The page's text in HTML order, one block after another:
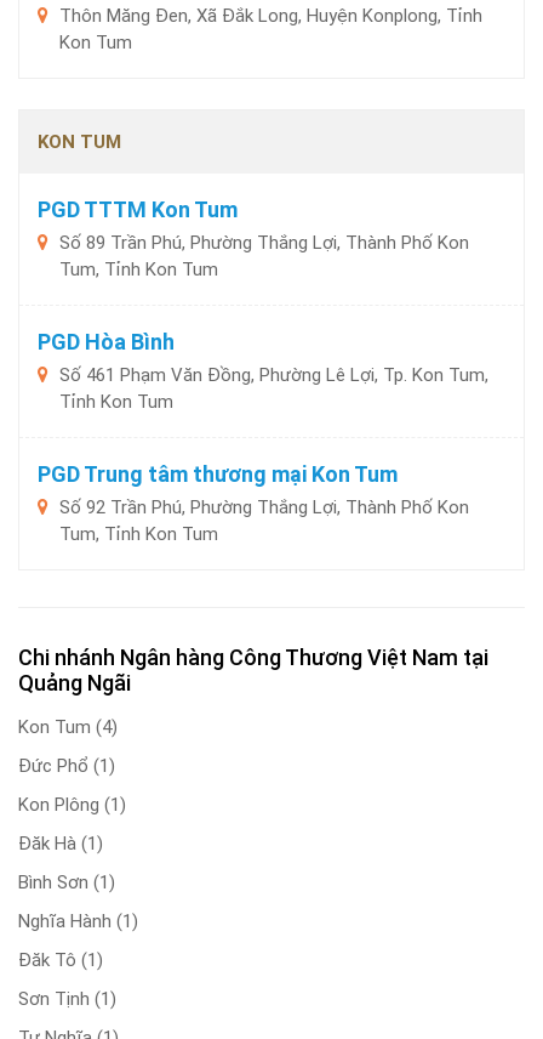
Thôn Măng Đen, Xã Đắk Long, Huyện Konplong, Tỉnh
Kon Tum
KON TUM
PGD TTTM Kon Tum
Số 89 Trần Phú, Phường Thắng Lợi, Thành Phố Kon
Tum, Tỉnh Kon Tum
PGD Hòa Bình
Số 461 Phạm Văn Đồng, Phường Lê Lợi, Tp. Kon Tum,
Tỉnh Kon Tum
PGD Trung tâm thương mại Kon Tum
Số 92 Trần Phú, Phường Thắng Lợi, Thành Phố Kon
Tum, Tỉnh Kon Tum
Chi nhánh Ngân hàng Công Thương Việt Nam tại
Quảng Ngãi
Kon Tum (4)
Đức Phổ (1)
Kon Plông (1)
Đăk Hà (1)
Bình Sơn (1)
Nghĩa Hành (1)
Đăk Tô (1)
Sơn Tịnh (1)